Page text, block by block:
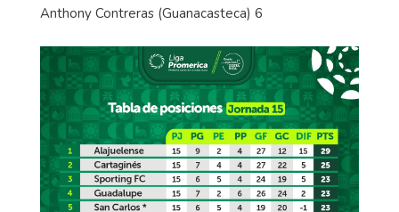
Anthony Contreras (Guanacasteca) 6